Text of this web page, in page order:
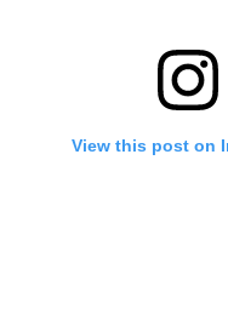
View this post on